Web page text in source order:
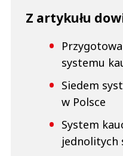
Z artykułu
systemu
Siedem
w Polsce
System
jednolitych